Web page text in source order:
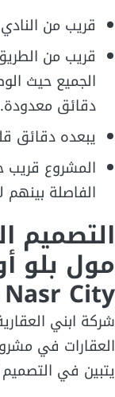
قريب من
قريب من
الجميع حيث
دقائق معدودة.
يبعده دقائق
المشروع قريب
الفاصلة
التصميم
مول بلو
City
شركة ابني
العقارات في
يتبين في